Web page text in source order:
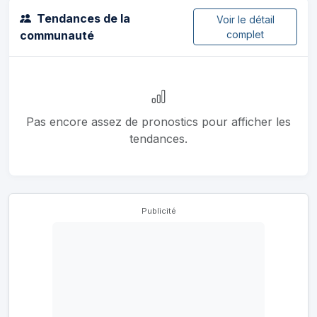
Tendances de la
communauté
Voir le détail
complet
Pas encore assez de pronostics pour afficher les
tendances.
Publicité